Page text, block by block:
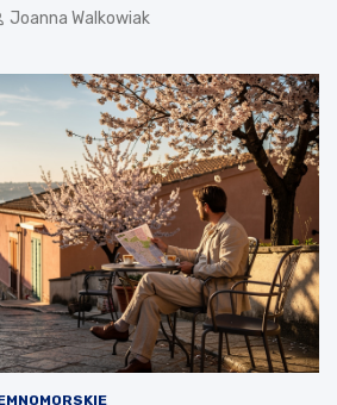
Joanna Walkowiak